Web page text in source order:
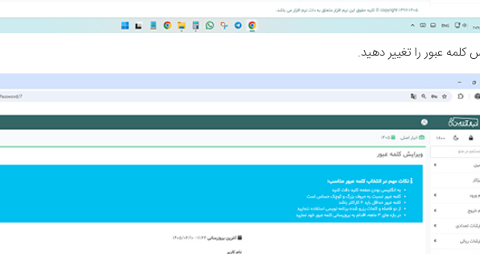
عبور را تغییر دهید.